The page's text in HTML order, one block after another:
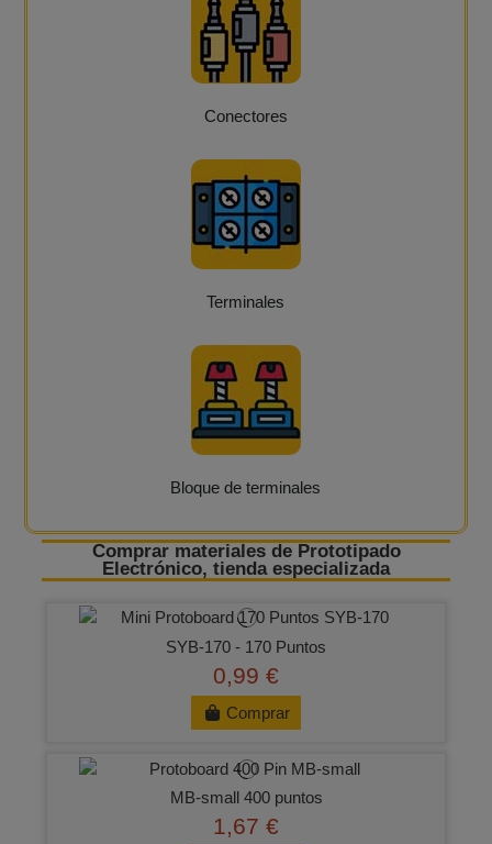
Conectores
Terminales
Bloque de terminales
Comprar materiales de Prototipado
Electrónico, tienda especializada
SYB-170 - 170 Puntos
0,99 €
Comprar
MB-small 400 puntos
1,67 €